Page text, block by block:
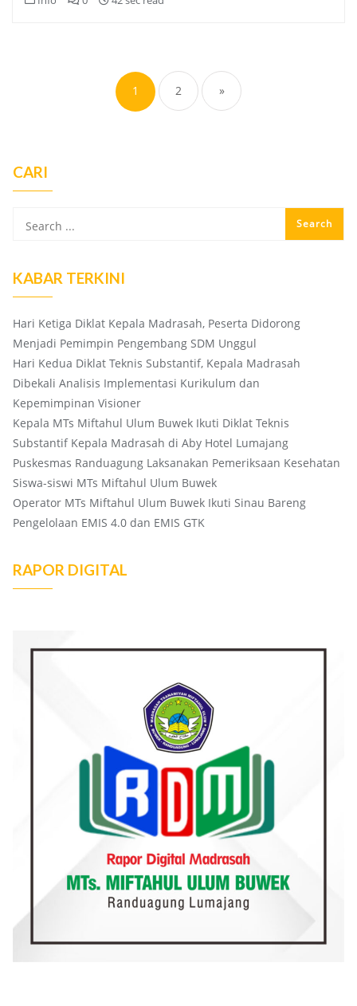
pagination
1 2 »
CARI
KABAR TERKINI
Hari Ketiga Diklat Kepala Madrasah, Peserta Didorong
Menjadi Pemimpin Pengembang SDM Unggul
Hari Kedua Diklat Teknis Substantif, Kepala Madrasah
Dibekali Analisis Implementasi Kurikulum dan
Kepemimpinan Visioner
Kepala MTs Miftahul Ulum Buwek Ikuti Diklat Teknis
Substantif Kepala Madrasah di Aby Hotel Lumajang
Puskesmas Randuagung Laksanakan Pemeriksaan Kesehatan
Siswa-siswi MTs Miftahul Ulum Buwek
Operator MTs Miftahul Ulum Buwek Ikuti Sinau Bareng
Pengelolaan EMIS 4.0 dan EMIS GTK
RAPOR DIGITAL